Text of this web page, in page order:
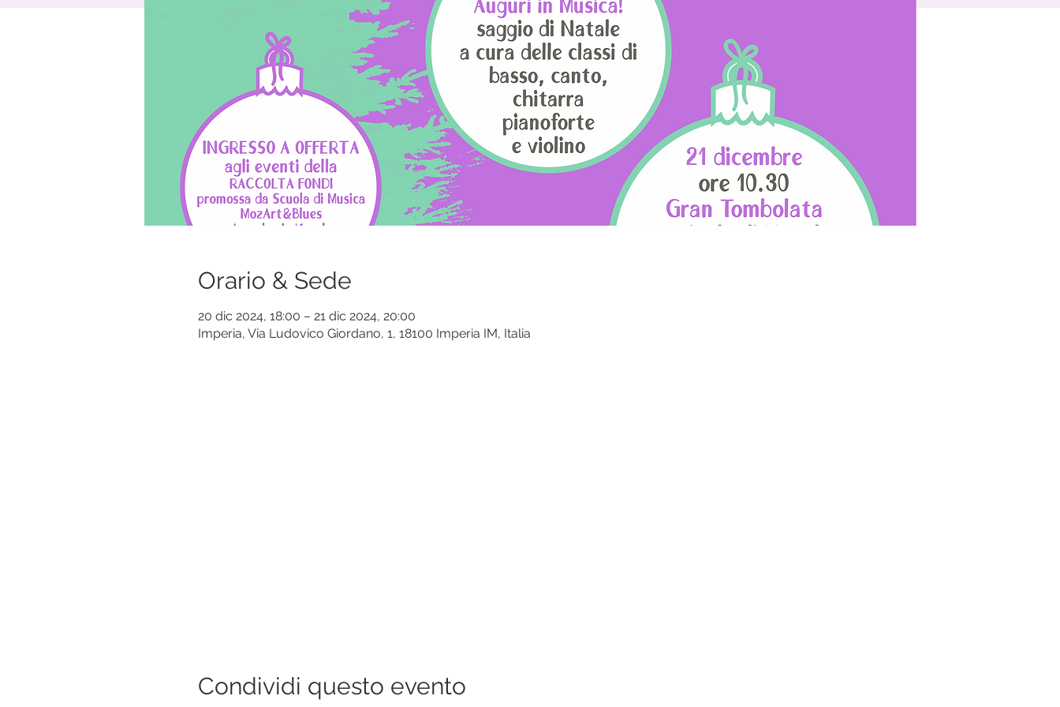
Orario & Sede
20 dic 2024, 18:00 – 21 dic 2024, 20:00
Imperia, Via Ludovico Giordano, 1, 18100 Imperia IM, Italia
Condividi questo evento